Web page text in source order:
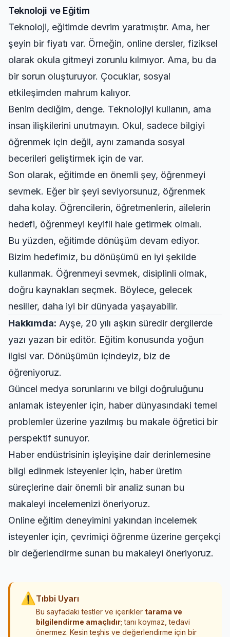
Teknoloji ve Eğitim
Teknoloji, eğitimde devrim yaratmıştır. Ama, her
şeyin bir fiyatı var. Örneğin, online dersler, fiziksel
olarak okula gitmeyi zorunlu kılmıyor. Ama, bu da
bir sorun oluşturuyor. Çocuklar, sosyal
etkileşimden mahrum kalıyor.
Benim dediğim, denge. Teknolojiyi kullanın, ama
insan ilişkilerini unutmayın. Okul, sadece bilgiyi
öğrenmek için değil, aynı zamanda sosyal
becerileri geliştirmek için de var.
Son olarak, eğitimde en önemli şey, öğrenmeyi
sevmek. Eğer bir şeyi seviyorsunuz, öğrenmek
daha kolay. Öğrencilerin, öğretmenlerin, ailelerin
hedefi, öğrenmeyi keyifli hale getirmek olmalı.
Bu yüzden, eğitimde dönüşüm devam ediyor.
Bizim hedefimiz, bu dönüşümü en iyi şekilde
kullanmak. Öğrenmeyi sevmek, disiplinli olmak,
doğru kaynakları seçmek. Böylece, gelecek
nesiller, daha iyi bir dünyada yaşayabilir.
Hakkımda: Ayşe, 20 yılı aşkın süredir dergilerde
yazı yazan bir editör. Eğitim konusunda yoğun
ilgisi var. Dönüşümün içindeyiz, biz de
öğreniyoruz.
Güncel medya sorunlarını ve bilgi doğruluğunu
anlamak isteyenler için, haber dünyasındaki temel
problemler üzerine yazılmış bu makale öğretici bir
perspektif sunuyor.
Haber endüstrisinin işleyişine dair derinlemesine
bilgi edinmek isteyenler için, haber üretim
süreçlerine dair önemli bir analiz sunan bu
makaleyi incelemenizi öneriyoruz.
Online eğitim deneyimini yakından incelemek
isteyenler için, çevrimiçi öğrenme üzerine gerçekçi
bir değerlendirme sunan bu makaleyi öneriyoruz.
⚠ Tıbbi Uyarı
Bu sayfadaki testler ve içerikler tarama ve
bilgilendirme amaçlıdır; tanı koymaz, tedavi
önermez. Kesin teşhis ve değerlendirme için bir